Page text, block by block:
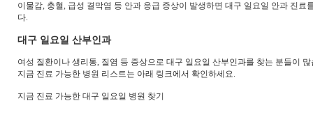
이물감, 충혈, 급성 결막염 등 안과 응급 증상이 발생하면 대구 일요일 안과 진
다.
대구 일요일 산부인과
여성 질환이나 생리통, 질염 등 증상으로 대구 일요일 산부인과를 찾는 분들이
지금 진료 가능한 병원 리스트는 아래 링크에서 확인하세요.
지금 진료 가능한 대구 일요일 병원 찾기